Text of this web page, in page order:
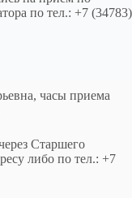
служба
медицинская
служба-104
по тел.: +7 (34783)
часы приема
Старшего
либо по тел.: +7